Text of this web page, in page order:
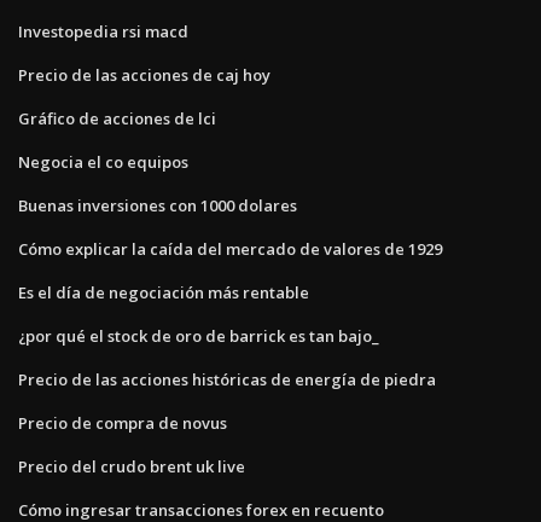
Investopedia rsi macd
Precio de las acciones de caj hoy
Gráfico de acciones de lci
Negocia el co equipos
Buenas inversiones con 1000 dolares
Cómo explicar la caída del mercado de valores de 1929
Es el día de negociación más rentable
¿por qué el stock de oro de barrick es tan bajo_
Precio de las acciones históricas de energía de piedra
Precio de compra de novus
Precio del crudo brent uk live
Cómo ingresar transacciones forex en recuento